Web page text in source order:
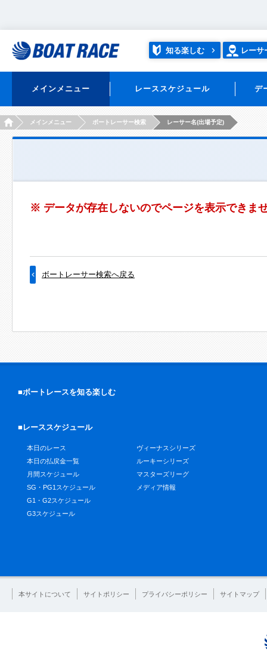
知る楽しむ レーサ
メインメニュー レーススケジュール デ
HOMEメインメニュー ボートレーサー検索 レーサー名(出場予定)
※ データが存在しないのでページを表示できま
ボートレーサー検索へ戻る
■ボートレースを知る楽しむ
■レーススケジュール
本日のレース
本日の払戻金一覧
月間スケジュール
SG・PG1スケジュール
G1・G2スケジュール
G3スケジュール
ヴィーナスシリーズ
ルーキーシリーズ
マスターズリーグ
メディア情報
本サイトについて サイトポリシー プライバシーポリシー サイトマップ